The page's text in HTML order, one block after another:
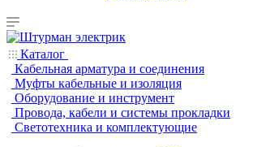
Каталог
Кабельная арматура и соединения
Муфты кабельные и изоляция
Оборудование и инструмент
Провода, кабели и системы прокладки
Светотехника и комплектующие